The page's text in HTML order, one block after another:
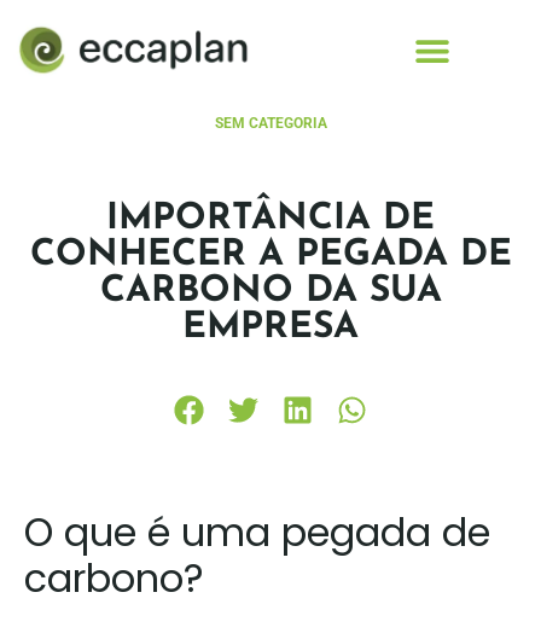
SEM CATEGORIA
IMPORTÂNCIA DE
CONHECER A PEGADA DE
CARBONO DA SUA
EMPRESA
O que é uma pegada de
carbono?